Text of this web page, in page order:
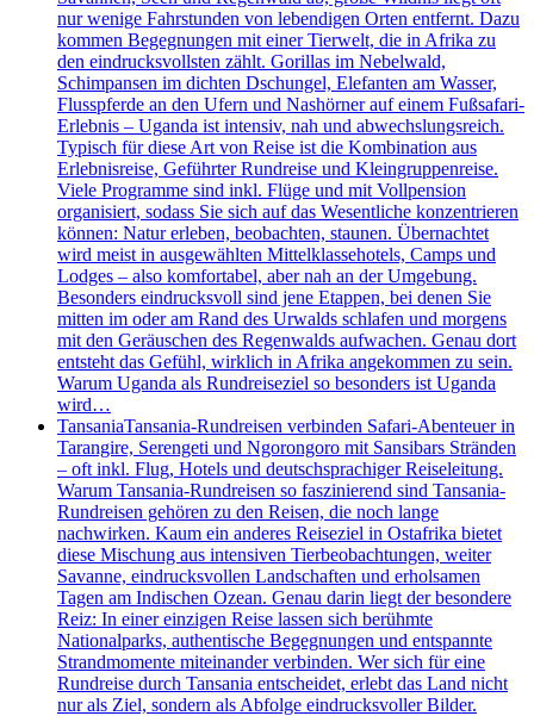
nur wenige Fahrstunden von lebendigen Orten entfernt. Dazu
kommen Begegnungen mit einer Tierwelt, die in Afrika zu
den eindrucksvollsten zählt. Gorillas im Nebelwald,
Schimpansen im dichten Dschungel, Elefanten am Wasser,
Flusspferde an den Ufern und Nashörner auf einem Fußsafari-
Erlebnis – Uganda ist intensiv, nah und abwechslungsreich.
Typisch für diese Art von Reise ist die Kombination aus
Erlebnisreise, Geführter Rundreise und Kleingruppenreise.
Viele Programme sind inkl. Flüge und mit Vollpension
organisiert, sodass Sie sich auf das Wesentliche konzentrieren
können: Natur erleben, beobachten, staunen. Übernachtet
wird meist in ausgewählten Mittelklassehotels, Camps und
Lodges – also komfortabel, aber nah an der Umgebung.
Besonders eindrucksvoll sind jene Etappen, bei denen Sie
mitten im oder am Rand des Urwalds schlafen und morgens
mit den Geräuschen des Regenwalds aufwachen. Genau dort
entsteht das Gefühl, wirklich in Afrika angekommen zu sein.
Warum Uganda als Rundreiseziel so besonders ist Uganda
wird…
TansaniaTansania-Rundreisen verbinden Safari-Abenteuer in
Tarangire, Serengeti und Ngorongoro mit Sansibars Stränden
– oft inkl. Flug, Hotels und deutschsprachiger Reiseleitung.
Warum Tansania-Rundreisen so faszinierend sind Tansania-
Rundreisen gehören zu den Reisen, die noch lange
nachwirken. Kaum ein anderes Reiseziel in Ostafrika bietet
diese Mischung aus intensiven Tierbeobachtungen, weiter
Savanne, eindrucksvollen Landschaften und erholsamen
Tagen am Indischen Ozean. Genau darin liegt der besondere
Reiz: In einer einzigen Reise lassen sich berühmte
Nationalparks, authentische Begegnungen und entspannte
Strandmomente miteinander verbinden. Wer sich für eine
Rundreise durch Tansania entscheidet, erlebt das Land nicht
nur als Ziel, sondern als Abfolge eindrucksvoller Bilder.